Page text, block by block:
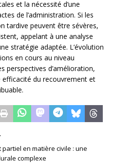
et la nécessité d’une
de l’administration. Si les
tardive peuvent être sévères,
appelant à une analyse
stratégie adaptée. L’évolution
en cours au niveau
perspectives d’amélioration,
efficacité du recouvrement et
partiel en matière civile : une
complexe